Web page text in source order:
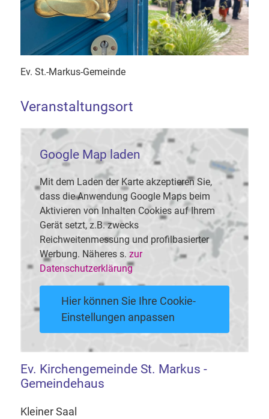
Ev. St.-Markus-Gemeinde
Veranstaltungsort
Google Map laden
Mit dem Laden der Karte akzeptieren Sie,
dass die Anwendung Google Maps beim
Aktivieren von Inhalten Cookies auf Ihrem
Gerät setzt, z.B. zwecks
Reichweitenmessung und profilbasierter
Werbung. Näheres s. zur
Datenschutzerklärung
Hier können Sie Ihre Cookie-
Einstellungen anpassen
Ev. Kirchengemeinde St. Markus -
Gemeindehaus
Kleiner Saal